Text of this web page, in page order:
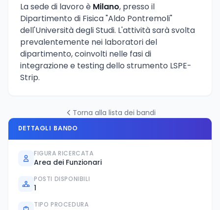
La sede di lavoro è Milano, presso il
Dipartimento di Fisica "Aldo Pontremoli"
dell'Università degli Studi. L'attività sarà svolta
prevalentemente nei laboratori del
dipartimento, coinvolti nelle fasi di
integrazione e testing dello strumento LSPE-
Strip.
Torna alla lista dei bandi
DETTAGLI BANDO
FIGURA RICERCATA
Area dei Funzionari
POSTI DISPONIBILI
1
TIPO PROCEDURA